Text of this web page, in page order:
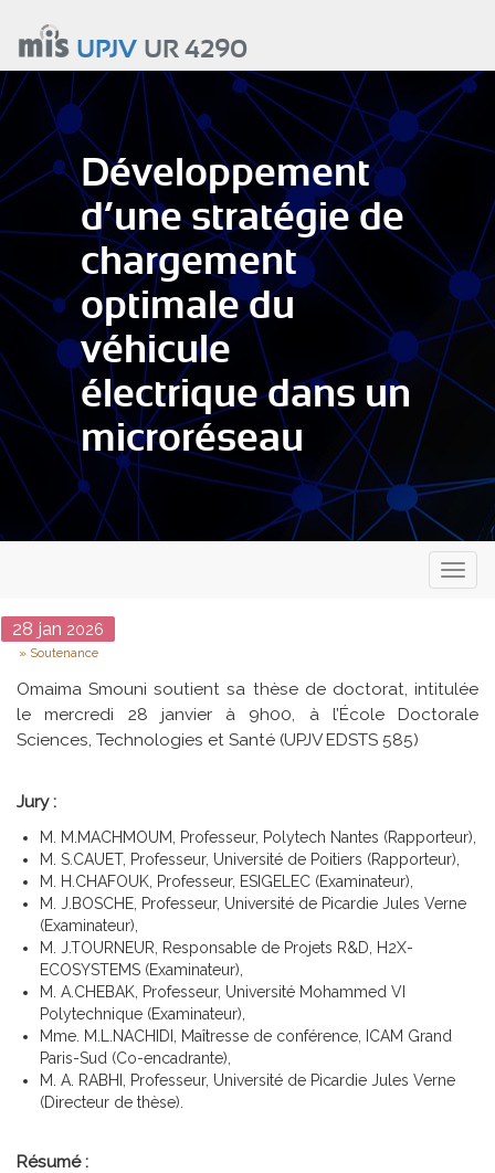
contenu
principal
UPJVUR 4290
Développement
d’une stratégie de
chargement
optimale du
véhicule
électrique dans un
microréseau
Date
28 jan 2026
Type
Soutenance
Omaima Smouni soutient sa thèse de doctorat, intitulée
le mercredi 28 janvier à 9h00, à l’École Doctorale
Sciences, Technologies et Santé (UPJV EDSTS 585)
Jury :
M. M.MACHMOUM, Professeur, Polytech Nantes (Rapporteur),
M. S.CAUET, Professeur, Université de Poitiers (Rapporteur),
M. H.CHAFOUK, Professeur, ESIGELEC (Examinateur),
M. J.BOSCHE, Professeur, Université de Picardie Jules Verne
(Examinateur),
M. J.TOURNEUR, Responsable de Projets R&D, H2X-
ECOSYSTEMS (Examinateur),
M. A.CHEBAK, Professeur, Université Mohammed VI
Polytechnique (Examinateur),
Mme. M.L.NACHIDI, Maîtresse de conférence, ICAM Grand
Paris-Sud (Co-encadrante),
M. A. RABHI, Professeur, Université de Picardie Jules Verne
(Directeur de thèse).
Résumé :